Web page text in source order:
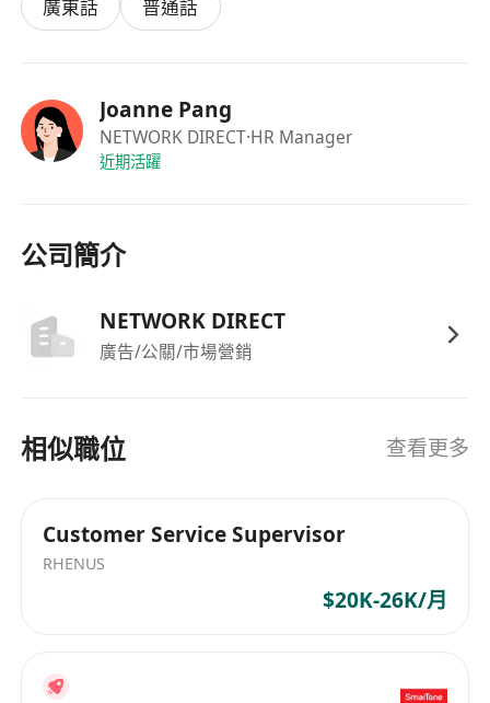
廣東話
普通話
Joanne Pang
NETWORK DIRECT·HR Manager
近期活躍
公司簡介
NETWORK DIRECT
廣告/公關/市場營銷
相似職位 查看更多
Customer Service Supervisor
RHENUS
$20K-26K/月